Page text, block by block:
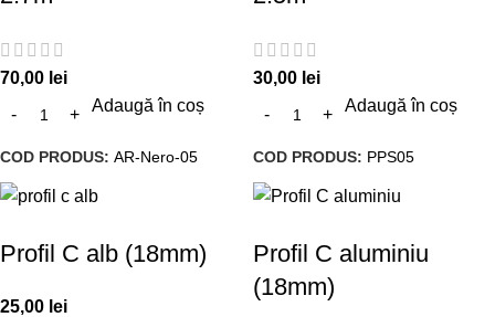
70,00 lei
Adaugă în coș
COD PRODUS: AR-Nero-05
30,00 lei
Adaugă în coș
COD PRODUS: PPS05
Profil C alb (18mm)
25,00 lei
Profil C aluminiu
(18mm)